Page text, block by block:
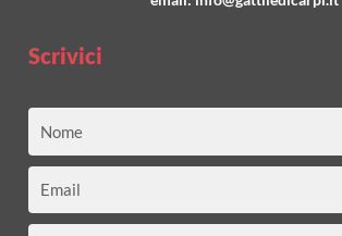
Scrivici